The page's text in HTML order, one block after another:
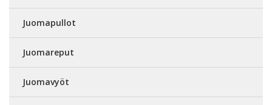
Juomapullot
Juomareput
Juomavyöt